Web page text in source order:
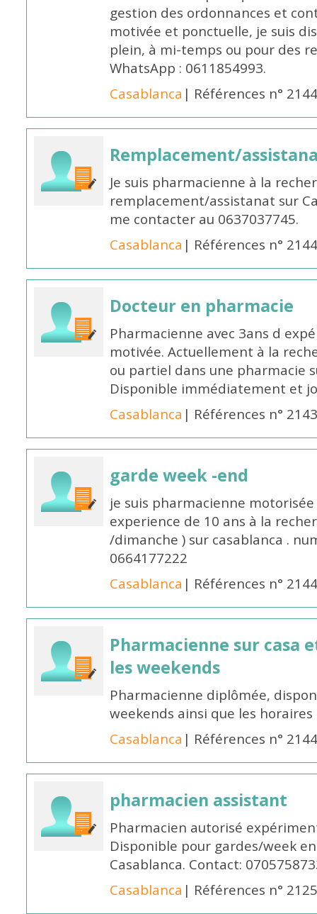
gestion des ordonnances et
motivée et ponctuelle, je suis
plein, à mi-temps ou pour des
WhatsApp : 0611854993.
Casablanca | Références n°
Remplacement/
Je suis pharmacienne à la
remplacement/assistanat sur
me contacter au 0637037745.
Casablanca | Références n°
Docteur en pharmacie
Pharmacienne avec 3ans d
motivée. Actuellement à la
ou partiel dans une pharmacie
Disponible immédiatement et
Casablanca | Références n°
garde week -end
je suis pharmacienne
experience de 10 ans à la
/dimanche ) sur casablanca .
0664177222
Casablanca | Références n°
Pharmacienne sur casa
les weekends
Pharmacienne diplômée,
weekends ainsi que les
Casablanca | Références n°
pharmacien assistant
Pharmacien autorisé
Disponible pour gardes/week
Casablanca. Contact:
Casablanca | Références n°